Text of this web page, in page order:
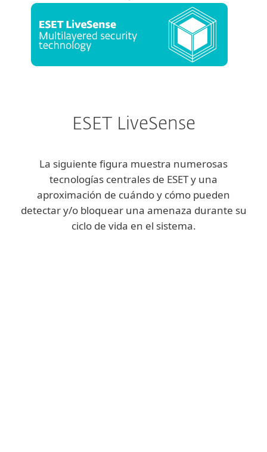
ESET LiveSense
La siguiente figura muestra numerosas
tecnologías centrales de ESET y una
aproximación de cuándo y cómo pueden
detectar y/o bloquear una amenaza durante su
ciclo de vida en el sistema.